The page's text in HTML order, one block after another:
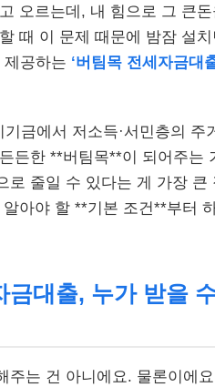
오르는데, 내 힘으로 그 큰
때 이 문제 때문에 밤잠 설
제공하는 ‘버팀목 전세자금대
금에서 저소득·서민층의 주
든한 **버팀목**이 되어주는
로 줄일 수 있다는 게 가장 큰
아야 할 **기본 조건**부터
금대출, 누가 받을
주는 건 아니에요. 물론이에